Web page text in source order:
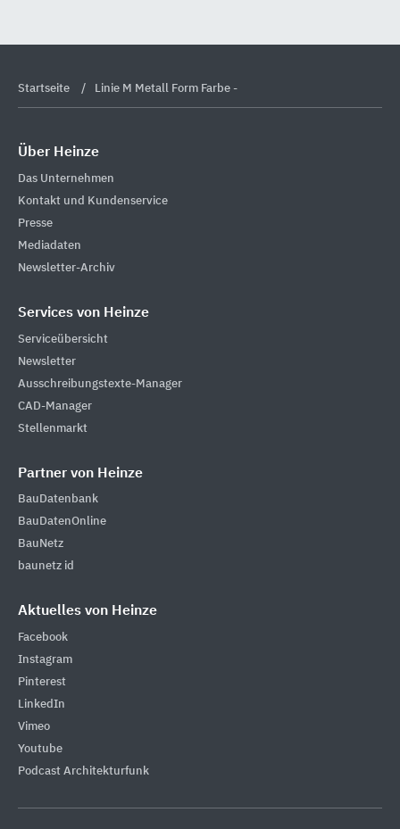
Startseite Linie M Metall Form Farbe -
Über Heinze
Das Unternehmen
Kontakt und Kundenservice
Presse
Mediadaten
Newsletter-Archiv
Services von Heinze
Serviceübersicht
Newsletter
Ausschreibungstexte-Manager
CAD-Manager
Stellenmarkt
Partner von Heinze
BauDatenbank
BauDatenOnline
BauNetz
baunetz id
Aktuelles von Heinze
Facebook
Instagram
Pinterest
LinkedIn
Vimeo
Youtube
Podcast Architekturfunk